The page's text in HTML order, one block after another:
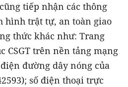
tiếp nhận các thông
hình trật tự, an toàn giao
thức khác như: Trang
CSGT trên nền tảng mạng
đường dây nóng của
số điện thoại trực